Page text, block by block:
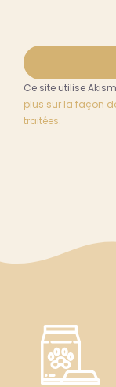
Ce site utilise
plus sur la façon
traitées.